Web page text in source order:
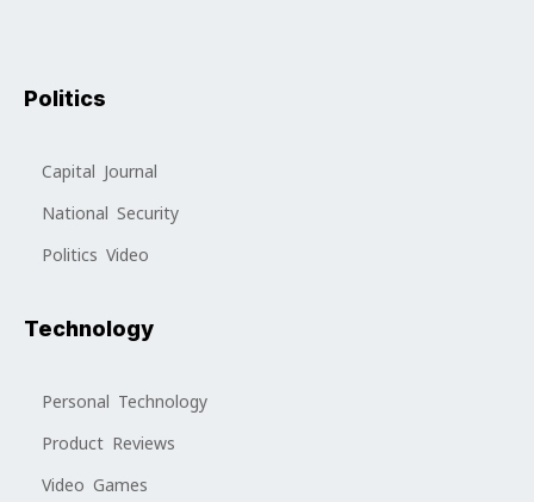
Politics
Capital Journal
National Security
Politics Video
Technology
Personal Technology
Product Reviews
Video Games